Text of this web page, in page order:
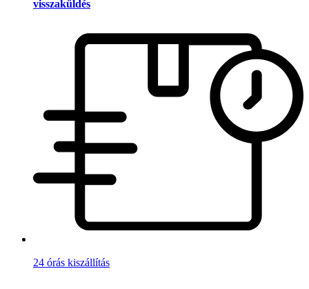
visszaküldés
24 órás kiszállítás